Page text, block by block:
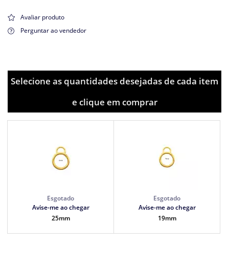
Avaliar produto
Perguntar ao vendedor
Selecione as quantidades desejadas de cada item
e clique em comprar
Avise-me ao chegar
25mm
Avise-me ao chegar
19mm